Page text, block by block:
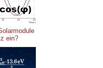
ein?